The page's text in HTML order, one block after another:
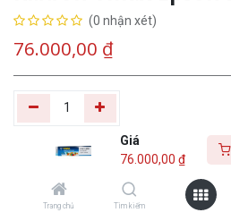
Giá
76.000,00 ₫
Trang chủ Tìm kiếm
(0 nhận xét)
76.000,00 ₫
Thêm vào giỏ
Yêu thích